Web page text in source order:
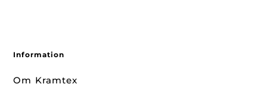
Information
Om Kramtex